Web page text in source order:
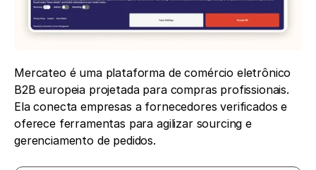
Mercateo é uma plataforma de comércio eletrônico
B2B europeia projetada para compras profissionais.
Ela conecta empresas a fornecedores verificados e
oferece ferramentas para agilizar sourcing e
gerenciamento de pedidos.